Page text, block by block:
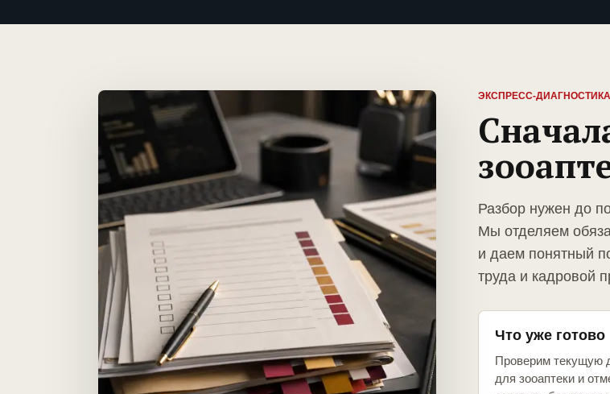
ЭКСПРЕСС-
Разбор нужен до
Мы отделяем
и даем понятный
труда и кадровой
Что уже готово
Проверим текущую
для зооаптеки и